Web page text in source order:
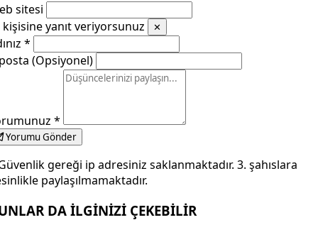
sitesi
kişisine yanıt veriyorsunuz
✕
*
(Opsiyonel)
*
Yorumu Gönder
gereği ip adresiniz saklanmaktadır. 3. şahıslara
paylaşılmamaktadır.
DA İLGİNİZİ ÇEKEBİLİR